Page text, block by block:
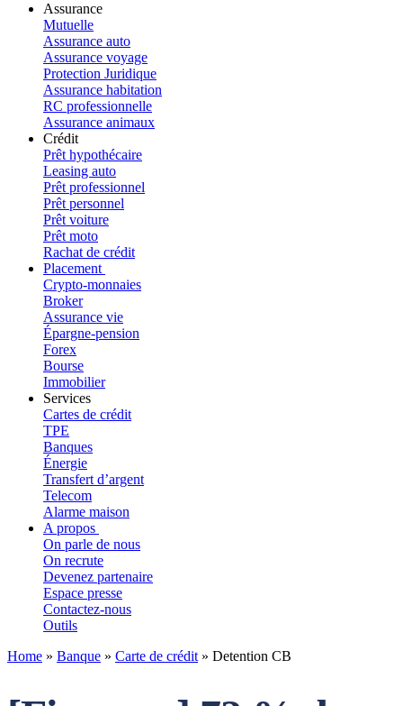
Assurance
Mutuelle
Assurance auto
Assurance voyage
Protection Juridique
Assurance habitation
RC professionnelle
Assurance animaux
Crédit
Prêt hypothécaire
Leasing auto
Prêt professionnel
Prêt personnel
Prêt voiture
Prêt moto
Rachat de crédit
Placement
Crypto-monnaies
Broker
Assurance vie
Épargne-pension
Forex
Bourse
Immobilier
Services
Cartes de crédit
TPE
Banques
Énergie
Transfert d’argent
Telecom
Alarme maison
A propos
On parle de nous
On recrute
Devenez partenaire
Espace presse
Contactez-nous
Outils
Home » Banque » Carte de crédit » Detention CB